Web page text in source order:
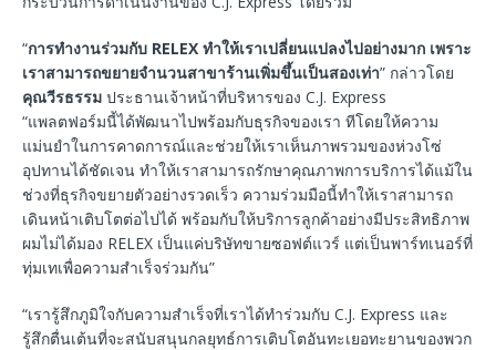
“การทำงานร่วมกับ RELEX ทำให้เราเปลี่ยนแปลงไปอย่างมาก เพราะ
เราสามารถขยายจำนวนสาขาร้านเพิ่มขึ้นเป็นสองเท่า” กล่าวโดย
คุณวีรธรรม ประธานเจ้าหน้าที่บริหารของ C.J. Express
“แพลตฟอร์มนี้ได้พัฒนาไปพร้อมกับธุรกิจของเรา ทีโดยให้ความ
แม่นยำในการคาดการณ์และช่วยให้เราเห็นภาพรวมของห่วงโซ่
อุปทานได้ชัดเจน ทำให้เราสามารถรักษาคุณภาพการบริการได้แม้ใน
ช่วงที่ธุรกิจขยายตัวอย่างรวดเร็ว ความร่วมมือนี้ทำให้เราสามารถ
เดินหน้าเติบโตต่อไปได้ พร้อมกับให้บริการลูกค้าอย่างมีประสิทธิภาพ
ผมไม่ได้มอง RELEX เป็นแค่บริษัทขายซอฟต์แวร์ แต่เป็นพาร์ทเนอร์ที่
ทุ่มเทเพื่อความสำเร็จร่วมกัน”
“เรารู้สึกภูมิใจกับความสำเร็จที่เราได้ทำร่วมกับ C.J. Express และ
รู้สึกตื่นเต้นที่จะสนับสนุนกลยุทธ์การเติบโตอันทะเยอทะยานของพวก